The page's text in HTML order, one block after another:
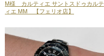
M様 カルティエ サントスドゥカルテ
ィエ MM 【フェリオ店】